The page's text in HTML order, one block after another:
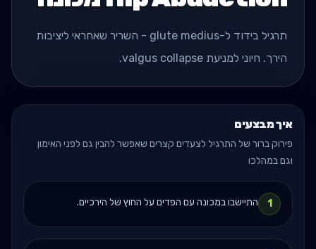
תרגיל בידוד ל-glute medius - השריר שאחראי ליציבות
הירך. חיוני למניעת valgus collapse.
איך מבצעים
פירוק ברור של התרגיל לצעדים קצרים שאפשר להבין גם לפני האימון
וגם במהלכו
1 התיישבו במכונה עם הפדים על החוץ של הירכיים.